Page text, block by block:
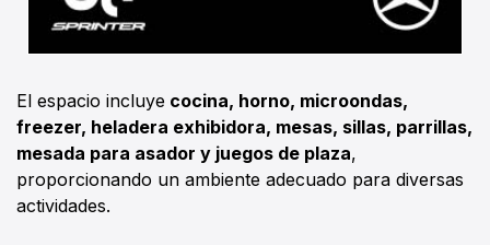
El espacio incluye cocina, horno, microondas,
freezer, heladera exhibidora, mesas, sillas, parrillas,
mesada para asador y juegos de plaza,
proporcionando un ambiente adecuado para diversas
actividades.